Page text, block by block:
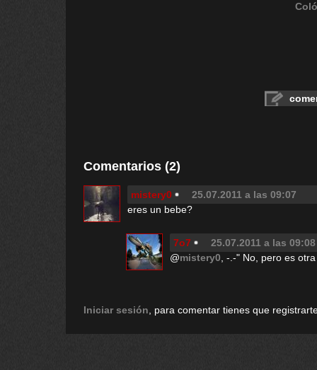
Comentarios (2)
mistery0
25.07.2011 a las 09:07
eres un bebe?
7o7
25.07.2011 a las 09:08
@mistery0 , -.-" No, pero es
Iniciar sesión , para comentar tienes que